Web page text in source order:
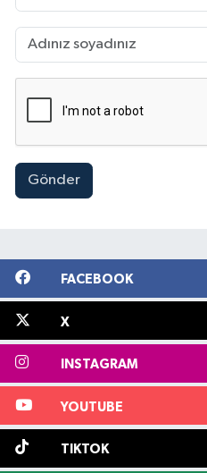
Gönder
FACEBOOK
X
INSTAGRAM
YOUTUBE
TIKTOK